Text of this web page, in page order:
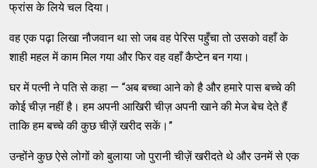
फ्रांस के लिये चल दिया।
वह एक पढ़ा लिखा नौजवान था सो जब वह पेरिस पहुँचा तो उसको वहाँ के
शाही महल में काम मिल गया और फिर वह वहाँ कैप्टेन बन गया।
घर में पत्नी ने पति से कहा — “अब बच्चा आने को है और हमारे पास बच्चे की
कोई चीज़ नहीं है। हम अपनी आखिरी चीज़ अपनी खाने की मेज बेच देते हैं
ताकि हम बच्चे की कुछ चीज़ें खरीद सकें।”
उन्होंने कुछ ऐसे लोगों को बुलाया जो पुरानी चीज़ें खरीदते थे और उनमें से एक